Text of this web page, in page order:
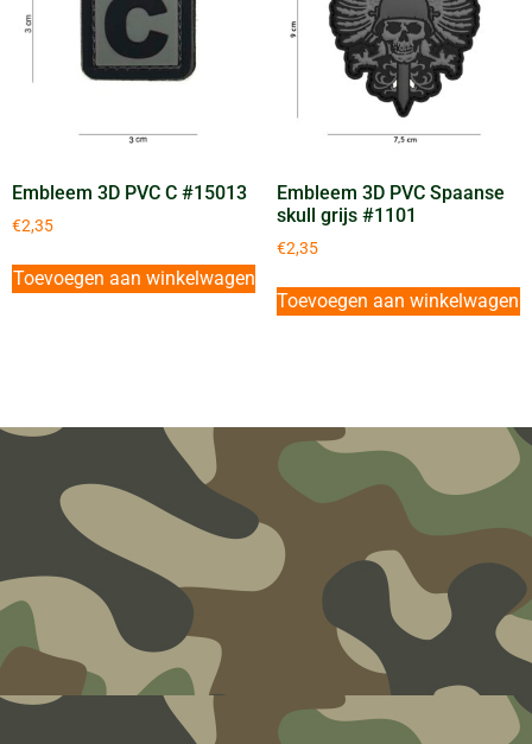
Embleem 3D PVC C #15013
€2,35
Toevoegen aan winkelwagen
Embleem 3D PVC Spaanse
skull grijs #1101
€2,35
Toevoegen aan winkelwagen